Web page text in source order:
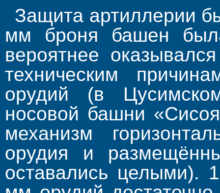
Защита артиллерии
мм броня башен
вероятнее
техническим
орудий (в
носовой башни
механизм
орудия и
оставались целыми).